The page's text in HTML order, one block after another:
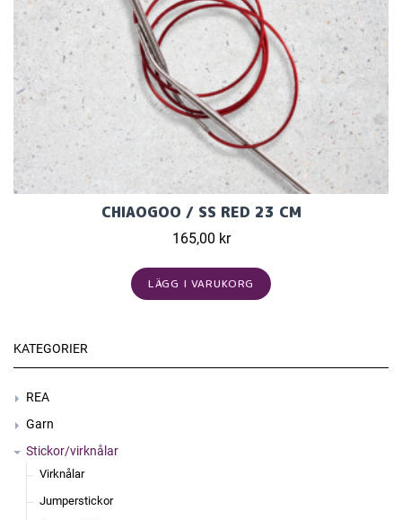
CHIAOGOO / SS RED 23 CM
165,00 kr
LÄGG I VARUKORG
KATEGORIER
REA
Garn
Stickor/virknålar
Virknålar
Jumperstickor